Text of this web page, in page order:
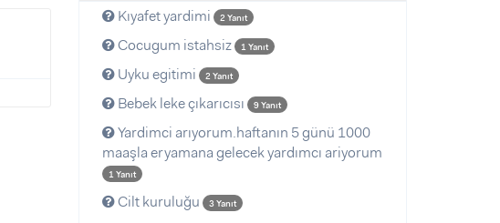
Kıyafet yardimi 2 Yanıt
Cocugum istahsiz 1 Yanıt
Uyku egitimi 2 Yanıt
Bebek leke çıkarıcısı 9 Yanıt
Yardimci arıyorum.haftanın 5 günü 1000
maaşla eryamana gelecek yardımcı ariyorum
1 Yanıt
Cilt kuruluğu 3 Yanıt